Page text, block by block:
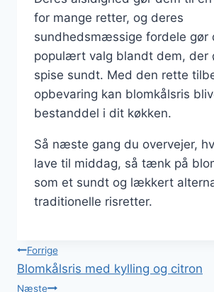
for mange retter, og deres
sundhedsmæssige fordele gør
populært valg blandt dem, der
spise sundt. Med den rette
opbevaring kan blomkålsris
bestanddel i dit køkken.
Så næste gang du overvejer,
lave til middag, så tænk på
som et sundt og lækkert
traditionelle risretter.
Indlægsnavigation
Forrige
Blomkålsris med kylling og citron
Næste